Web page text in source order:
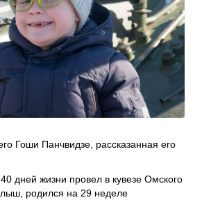
Гоши Панчвидзе, рассказанная его
дней жизни провел в кувезе Омского
родился на 29 неделе